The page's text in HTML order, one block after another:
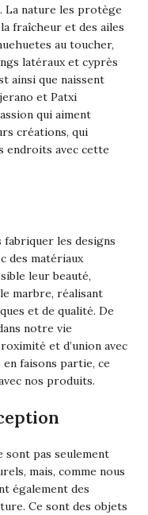
nature les protège
fraîcheur et des ailes
au toucher,
latéraux et cyprès
ainsi que naissent
et Patxi
qui aiment
créations, qui
endroits avec cette
fabriquer les designs
des matériaux
leur beauté,
marbre, réalisant
et de qualité. De
notre vie
et d’union avec
faisons partie, ce
nos produits.
sont pas seulement
mais, comme nous
également des
Ce sont des objets